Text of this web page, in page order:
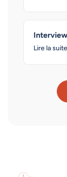
Lire la suite